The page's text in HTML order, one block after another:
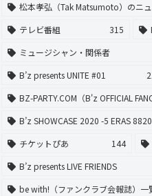
松本孝弘（Tak Matsumoto）のニ
テレビ番組
315
ミュージシャン・関係者
B’z presents UNITE #01
BZ-PARTY.COM（B'z OFFICIAL
B’z SHOWCASE 2020 -5 ERAS
チケットぴあ
144
B’z presents LIVE FRIENDS
be with!（ファンクラブ会報誌）一